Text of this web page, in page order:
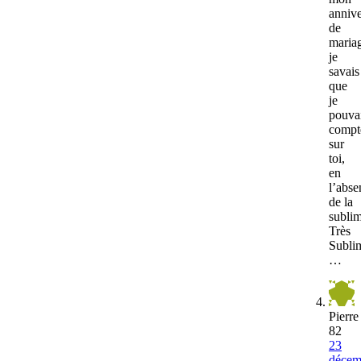
de
je
savais
que
je
sur
toi,
en
de la
Très
…
Pierre
82
23